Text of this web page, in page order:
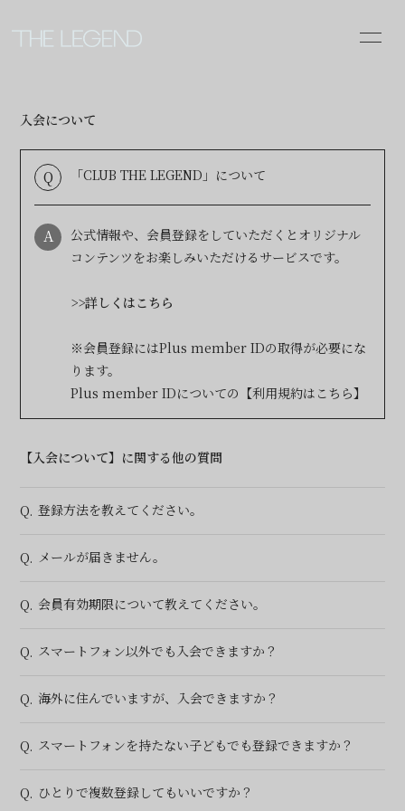
MATIO
N
入会について
Q 「CLUB THE LEGEND」について
A
公式情報や、会員登録をしていただくとオリジナル
コンテンツをお楽しみいただけるサービスです。
>>詳しくはこちら
※会員登録にはPlus member IDの取得が必要にな
ります。
Plus member IDについての【利用規約はこちら】
【入会について】に関する他の質問
Q. 登録方法を教えてください。
Q. メールが届きません。
Q. 会員有効期限について教えてください。
Q. スマートフォン以外でも入会できますか？
Q. 海外に住んでいますが、入会できますか？
Q. スマートフォンを持たない子どもでも登録できますか？
Q. ひとりで複数登録してもいいですか？